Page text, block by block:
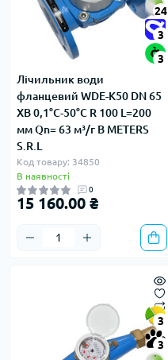
24
3
3
Лічильник води
фланцевий WDE-K50 DN 65
ХВ 0,1°С-50°С R 100 L=200
мм Qn= 63 м³/г B METERS
S.R.L
Код товару: 34850
В наявності
0
15 160.00 ₴
3
3